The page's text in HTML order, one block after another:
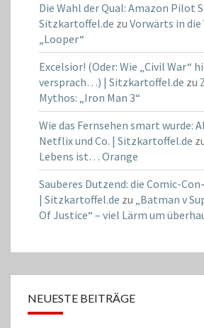
Die Wahl der Qual: Amazon Pilot
Sitzkartoffel.de zu Vorwärts in
„Looper“
Excelsior! (Oder: Wie „Civil War“
versprach…) | Sitzkartoffel.de zu
Mythos: „Iron Man 3“
Wie das Fernsehen smart wurde:
Netflix und Co. | Sitzkartoffel.de
Lebens ist… Orange
Sauberes Dutzend: die Comic-
| Sitzkartoffel.de zu „Batman v
Of Justice“ – viel Lärm um
NEUESTE BEITRÄGE